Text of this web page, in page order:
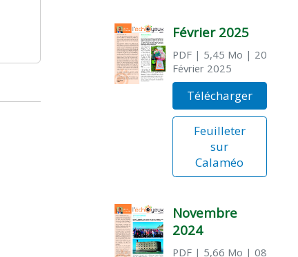
Février 2025
PDF| 5,45 Mo | 20
Février 2025
Télécharger
Feuilleter
sur
Calaméo
Novembre
2024
PDF| 5,66 Mo | 08